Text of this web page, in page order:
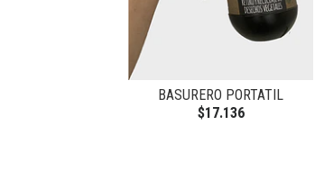
BASURERO PORTATIL
$17.136